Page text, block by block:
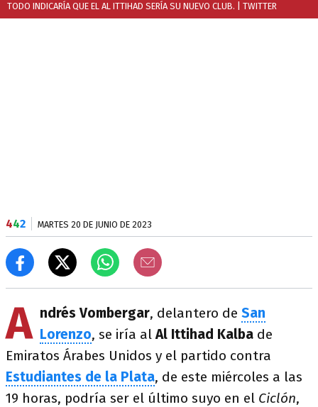
TODO INDICARÍA QUE EL AL ITTIHAD SERÍA SU NUEVO CLUB. | TWITTER
442 MARTES 20 DE JUNIO DE 2023
A ndrés Vombergar, delantero de San
Lorenzo, se iría alAl Ittihad Kalba de
Emiratos Árabes Unidos y el partido contra
Estudiantes de la Plata, de este miércoles a las
19 horas, podría ser el último suyo en el Ciclón,